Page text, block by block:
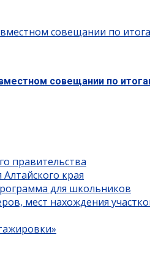
совещании по
совещании по
правительства
края
для школьников
мест нахождения